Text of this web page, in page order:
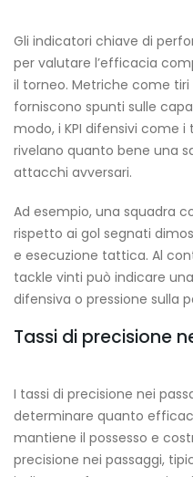
Gli indicatori chiave di
per valutare l’efficacia
il torneo. Metriche come
forniscono spunti sulle
modo, i KPI difensivi come
rivelano quanto bene una
attacchi avversari.
Ad esempio, una squadra
rispetto ai gol segnati
e esecuzione tattica. Al
tackle vinti può indicare
difensiva o pressione sulla
Tassi di precisione
I tassi di precisione nei
determinare quanto
mantiene il possesso e
precisione nei passaggi,